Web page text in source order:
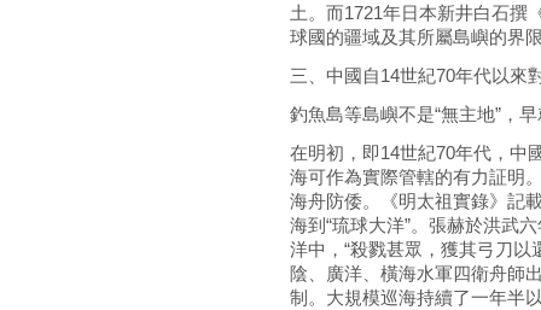
土。而1721年日本新井白石撰
球國的疆域及其所屬島嶼的界
三、中國自14世紀70年代以來
釣魚島等島嶼不是“無主地”，
在明初，即14世紀70年代，中
海可作為實際管轄的有力証明
海舟防倭。《明太祖實錄》記
海到“琉球大洋”。張赫於洪武
洋中，“殺戮甚眾，獲其弓刀以
陰、廣洋、橫海水軍四衛舟師
制。大規模巡海持續了一年半